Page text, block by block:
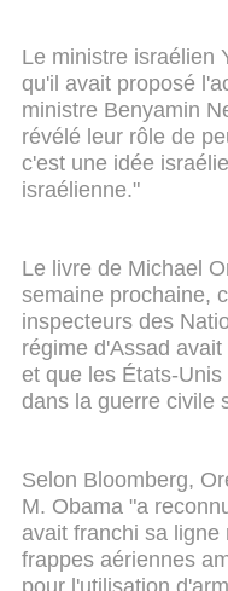
Le ministre israélien
qu'il avait proposé
ministre Benyamin
révélé leur rôle de
c'est une idée
israélienne."
Le livre de Michael
semaine prochaine,
inspecteurs des
régime d'Assad
et que les États-
dans la guerre civile
Selon Bloomberg,
M. Obama "a
avait franchi sa
frappes aériennes